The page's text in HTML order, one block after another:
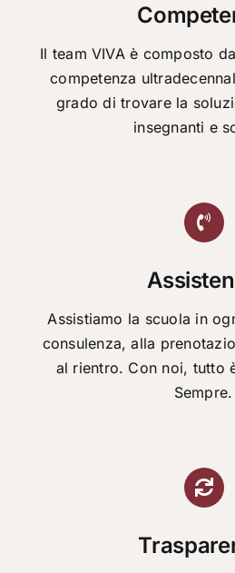
Il team VIVA è composto
competenza
grado di trovare la
insegnanti e
Assistiamo la scuola in
consulenza, alla
al rientro. Con noi, tutto
Sempre.